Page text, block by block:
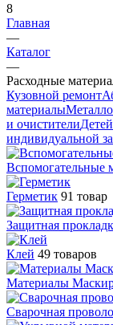
8
Главная
—
Каталог
—
Расходные
Кузовной ремонт
материалы
и очистители
индивидуальной
Вспомогательные
Герметик 91 товар
Защитная
Клей 49 товаров
Материалы
Сварочная